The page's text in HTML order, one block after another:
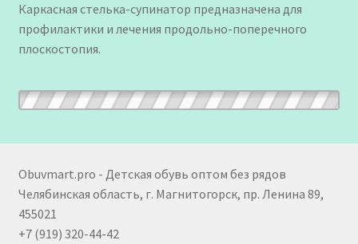
Каркасная стелька-супинатор предназначена для
профилактики и лечения продольно-поперечного
плоскостопия.
Obuvmart.pro - Детская обувь оптом без рядов
Челябинская область, г. Магнитогорск, пр. Ленина 89,
455021
+7 (919) 320-44-42